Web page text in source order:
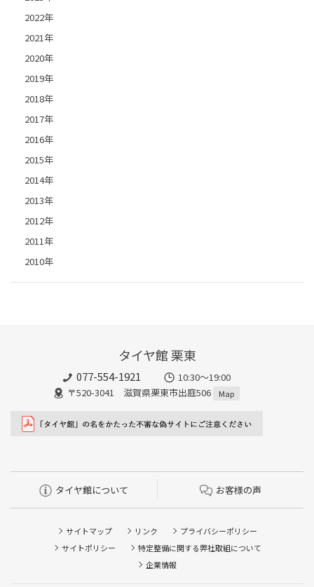
2022年
2021年
2020年
2019年
2018年
2017年
2016年
2015年
2014年
2013年
2012年
2011年
2010年
タイヤ館 栗東
077-554-1921
10:30～19:00
〒520-3041 滋賀県栗東市出庭506
Map
タイヤ館について お客様の声
サイトマップ リンク
プライバシーポリシー
サイトポリシー
特定整備に関する弊社取組について
企業情報